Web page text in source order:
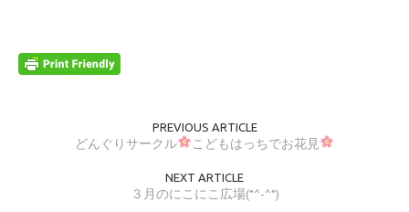
PREVIOUS ARTICLE
どんぐりサークル こどもはっちでお花見
NEXT ARTICLE
３月のにこにこ広場(*^-^*)